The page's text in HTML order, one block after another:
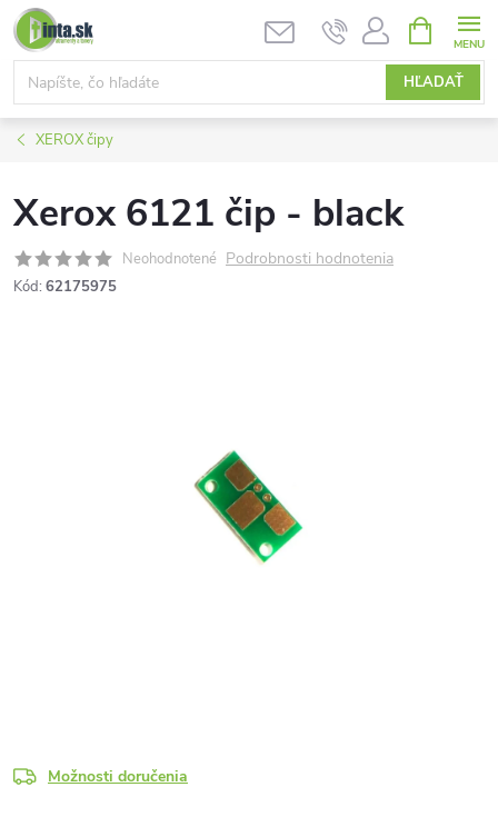
Prejsť
na
obsah
HĽADAŤ
KOŠÍK
XEROX čipy
Xerox 6121 čip - black
Neohodnotené Podrobnosti hodnotenia
Kód: 62175975
Možnosti doručenia